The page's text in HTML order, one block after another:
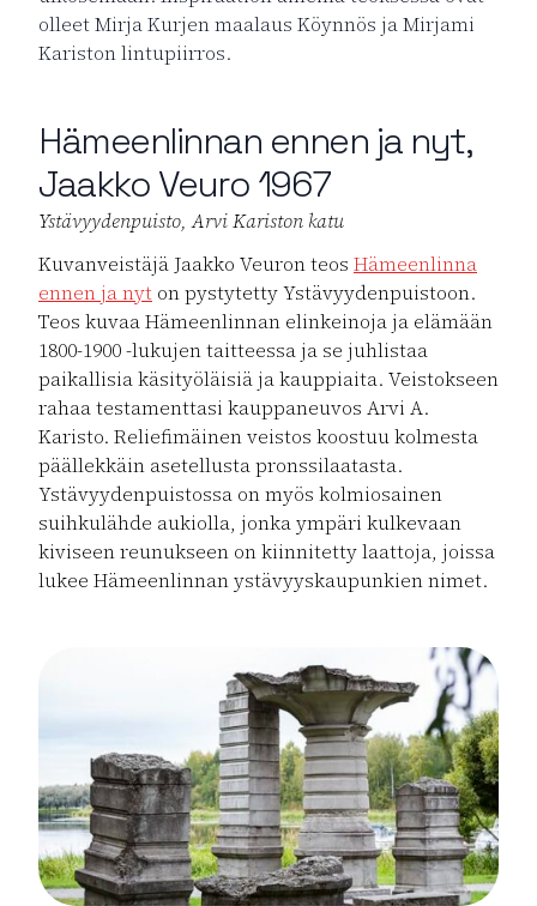
olleet Mirja Kurjen maalaus Köynnös ja Mirjami
Kariston lintupiirros.
Hämeenlinnan ennen ja nyt,
Jaakko Veuro 1967
Ystävyydenpuisto, Arvi Kariston katu
Kuvanveistäjä Jaakko Veuron teos Hämeenlinna
ennen ja nyt on pystytetty Ystävyydenpuistoon.
Teos kuvaa Hämeenlinnan elinkeinoja ja elämään
1800-1900 -lukujen taitteessa ja se juhlistaa
paikallisia käsityöläisiä ja kauppiaita. Veistokseen
rahaa testamenttasi kauppaneuvos Arvi A.
Karisto. Reliefimäinen veistos koostuu kolmesta
päällekkäin asetellusta pronssilaatasta.
Ystävyydenpuistossa on myös kolmiosainen
suihkulähde aukiolla, jonka ympäri kulkevaan
kiviseen reunukseen on kiinnitetty laattoja, joissa
lukee Hämeenlinnan ystävyyskaupunkien nimet.